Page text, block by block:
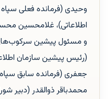
وحیدی (فرمانده فعلی
اطلاعاتی)، غلامحسین
و مسئول پیشین
(رئیس پیشین سازمان
جعفری (فرمانده سابق
محمدباقر ذوالقدر (دبیر